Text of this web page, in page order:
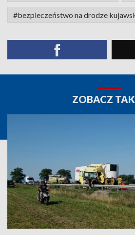
#bezpieczeństwo na drodze
ZOBACZ